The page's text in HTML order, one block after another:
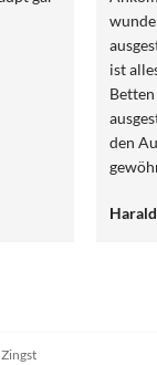
ist
den
gewöhnt. Die ruhige und zentrale
Ihrer
Zingst